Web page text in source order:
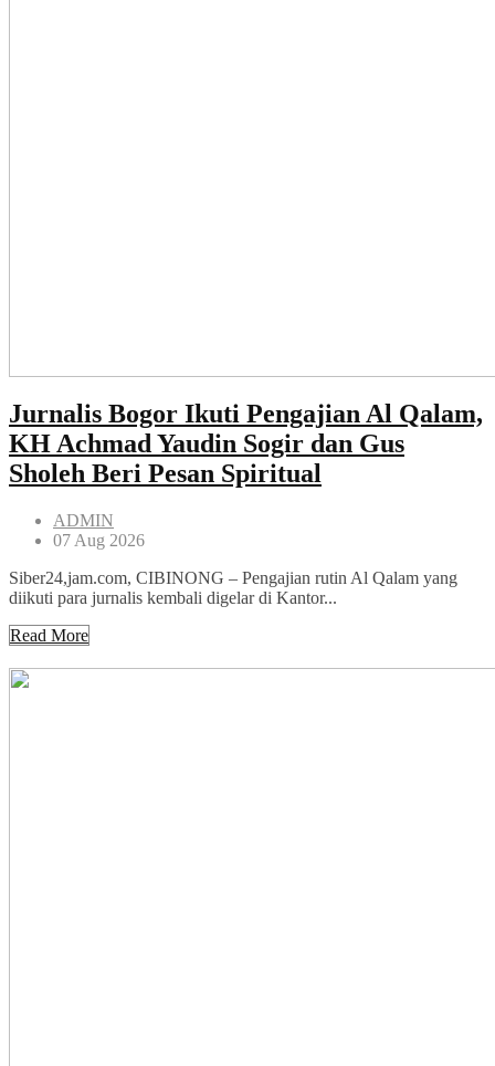
Jurnalis Bogor Ikuti Pengajian Al Qalam,
KH Achmad Yaudin Sogir dan Gus
Sholeh Beri Pesan Spiritual
ADMIN
07 Aug 2026
Siber24,jam.com, CIBINONG – Pengajian rutin Al Qalam yang
diikuti para jurnalis kembali digelar di Kantor...
Read More